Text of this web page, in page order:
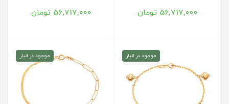
56,717,000 تومان 56,717,000 تومان
موجود در انبار موجود در انبار